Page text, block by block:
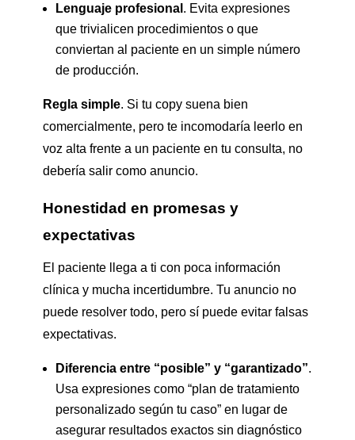
Lenguaje profesional . Evita expresiones
que trivialicen procedimientos o que
conviertan al paciente en un simple número
de producción.
Regla simple. Si tu copy suena bien
comercialmente, pero te incomodaría leerlo en
voz alta frente a un paciente en tu consulta, no
debería salir como anuncio.
Honestidad en promesas y
expectativas
El paciente llega a ti con poca información
clínica y mucha incertidumbre. Tu anuncio no
puede resolver todo, pero sí puede evitar falsas
expectativas.
Diferencia entre “posible” y “garantizado”.
Usa expresiones como “plan de tratamiento
personalizado según tu caso” en lugar de
asegurar resultados exactos sin diagnóstico